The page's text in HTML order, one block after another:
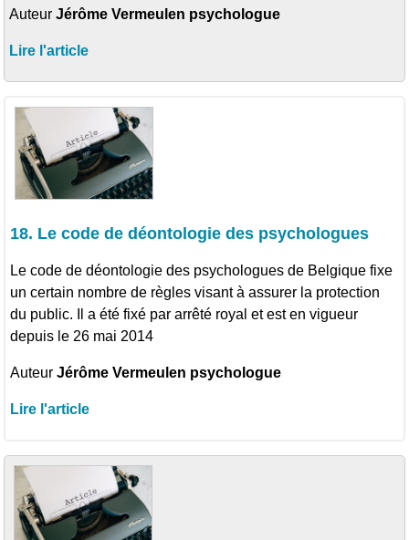
AuteurJérôme Vermeulen psychologue
Lire l'article
18. Le code de déontologie des psychologues
Le code de déontologie des psychologues de Belgique fixe
un certain nombre de règles visant à assurer la protection
du public. Il a été fixé par arrêté royal et est en vigueur
depuis le 26 mai 2014
AuteurJérôme Vermeulen psychologue
Lire l'article